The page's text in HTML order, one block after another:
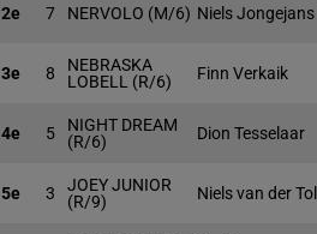
2e 7 NERVOLO (M/6) Niels Jongejans
3e 8
NEBRASKA
LOBELL (R/6) Finn Verkaik
4e 5
NIGHT DREAM
(R/6)
Dion Tesselaar
5e 3
JOEY JUNIOR
(R/9)
Niels van der Tol